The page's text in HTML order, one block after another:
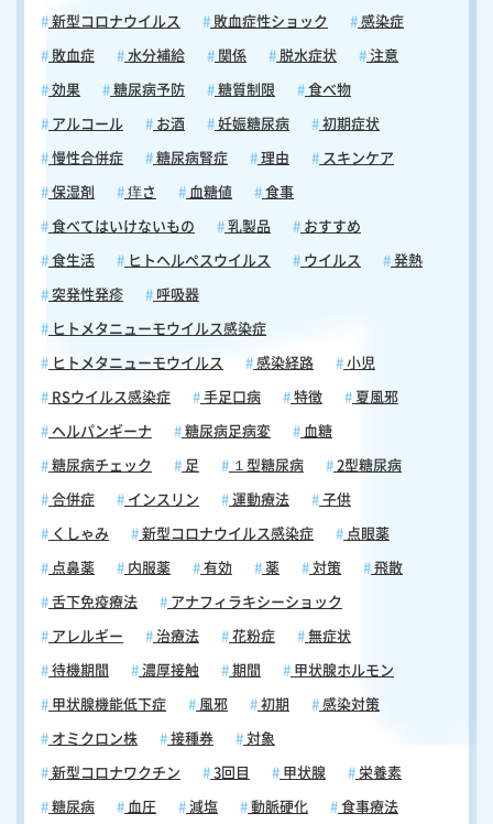
新型コロナウイルス 敗血症性ショック 感染症
敗血症 水分補給 関係 脱水症状 注意
効果 糖尿病予防 糖質制限 食べ物
アルコール お酒 妊娠糖尿病 初期症状
慢性合併症 糖尿病腎症 理由 スキンケア
保湿剤 痒さ 血糖値 食事
食べてはいけないもの 乳製品 おすすめ
食生活 ヒトヘルペスウイルス ウイルス 発熱
突発性発疹 呼吸器
ヒトメタニューモウイルス感染症
ヒトメタニューモウイルス 感染経路 小児
RSウイルス感染症 手足口病 特徴 夏風邪
ヘルパンギーナ 糖尿病足病変 血糖
糖尿病チェック 足 １型糖尿病 2型糖尿病
合併症 インスリン 運動療法 子供
くしゃみ 新型コロナウイルス感染症 点眼薬
点鼻薬 内服薬 有効 薬 対策 飛散
舌下免疫療法 アナフィラキシーショック
アレルギー 治療法 花粉症 無症状
待機期間 濃厚接触 期間 甲状腺ホルモン
甲状腺機能低下症 風邪 初期 感染対策
オミクロン株 接種券 対象
新型コロナワクチン 3回目 甲状腺 栄養素
糖尿病 血圧 減塩 動脈硬化 食事療法